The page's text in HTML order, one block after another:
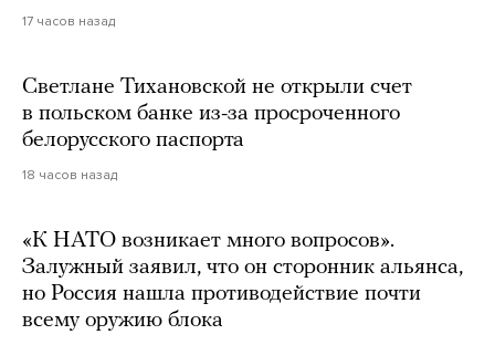
17 часов назад
Светлане Тихановской не открыли счет
в польском банке из-за просроченного
белорусского паспорта
18 часов назад
«К НАТО возникает много вопросов».
Залужный заявил, что он сторонник альянса,
но Россия нашла противодействие почти
всему оружию блока